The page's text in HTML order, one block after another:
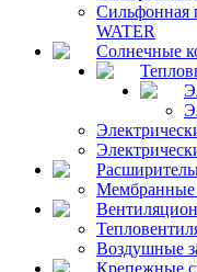
Сильфонная
WATER
Солнечные
Мембранные
Воздушные
Крепежные